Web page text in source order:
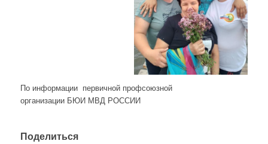
По информации первичной профсоюзной
организации БЮИ МВД РОССИИ
Поделиться